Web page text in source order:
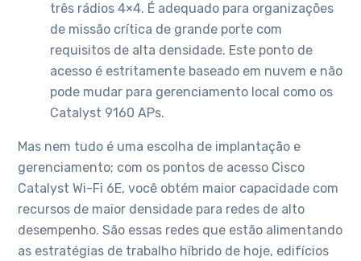
três rádios 4×4. É adequado para organizações
de missão crítica de grande porte com
requisitos de alta densidade. Este ponto de
acesso é estritamente baseado em nuvem e não
pode mudar para gerenciamento local como os
Catalyst 9160 APs.
Mas nem tudo é uma escolha de implantação e
gerenciamento; com os pontos de acesso Cisco
Catalyst Wi-Fi 6E, você obtém maior capacidade com
recursos de maior densidade para redes de alto
desempenho. São essas redes que estão alimentando
as estratégias de trabalho híbrido de hoje, edifícios